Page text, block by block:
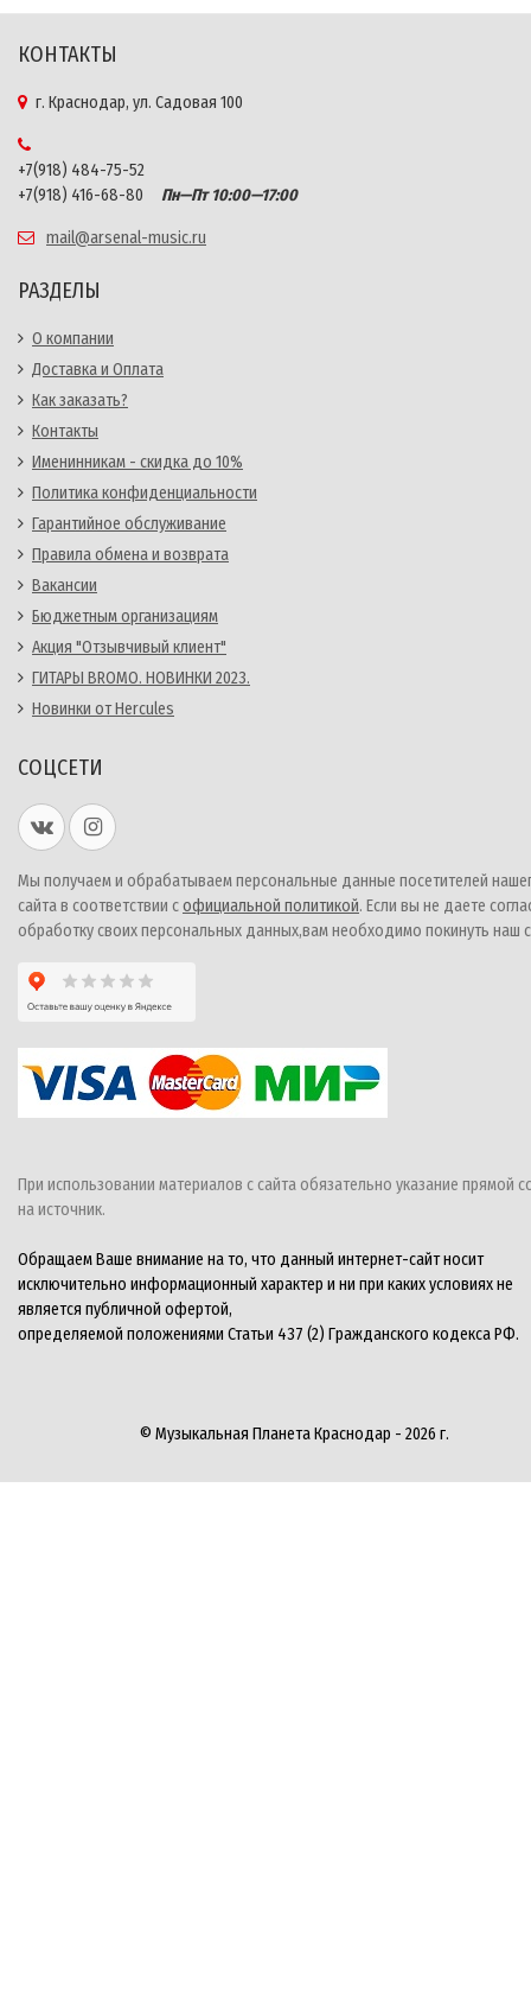
КОНТАКТЫ
г. Краснодар, ул. Садовая 100
+7(918) 484-75-52
+7(918) 416-68-80
Пн—Пт 10:00—17:00
mail@arsenal-music.ru
РАЗДЕЛЫ
О компании
Доставка и Оплата
Как заказать?
Контакты
Именинникам - скидка до 10%
Политика конфиденциальности
Гарантийное обслуживание
Правила обмена и возврата
Вакансии
Бюджетным организациям
Акция "Отзывчивый клиент"
ГИТАРЫ BROMO. НОВИНКИ 2023.
Новинки от Hercules
СОЦСЕТИ
Мы получаем и обрабатываем персональные данные посетителей
сайта в соответствии софициальной политикой. Если вы не даете
обработку своих персональных данных,вам необходимо покинуть наш
При использовании материалов с сайта обязательно указание прямой
на источник.
Обращаем Ваше внимание на то, что данный интернет-сайт носит
исключительно информационный характер и ни при каких условиях не
является публичной офертой,
определяемой положениями Статьи 437 (2) Гражданского кодекса РФ.
© Музыкальная Планета Краснодар - 2026 г.